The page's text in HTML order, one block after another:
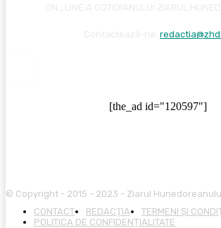
[the_ad id="120597"]
© Copyright - 2015 - 2023 - Ziarul
CONTACT
REDACŢIA
TERMENI ȘI
POLITICA DE CONFIDENȚIALITATE